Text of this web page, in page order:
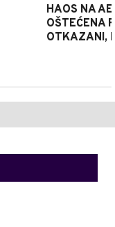
HAOS NA
OŠTEĆENA
OTKAZANI,